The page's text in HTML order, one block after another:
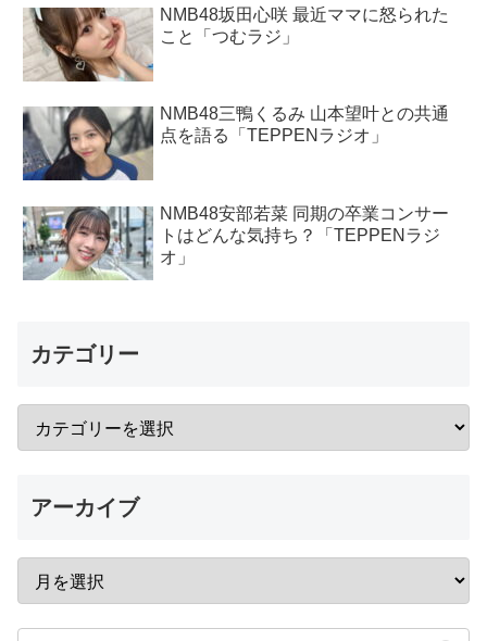
NMB48坂田心咲 最近ママに怒られた
こと「つむラジ」
NMB48三鴨くるみ 山本望叶との共通
点を語る「TEPPENラジオ」
NMB48安部若菜 同期の卒業コンサー
トはどんな気持ち？「TEPPENラジ
オ」
カテゴリー
アーカイブ